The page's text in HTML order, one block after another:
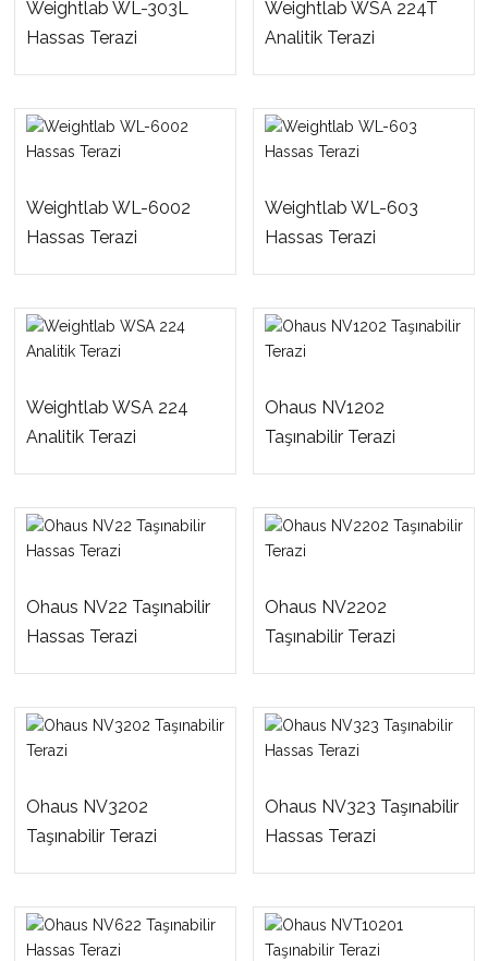
Weightlab WL-303L
Hassas Terazi
Weightlab WSA 224T
Analitik Terazi
Weightlab WL-6002
Hassas Terazi
Weightlab WL-603
Hassas Terazi
Weightlab WSA 224
Analitik Terazi
Ohaus NV1202
Taşınabilir Terazi
Ohaus NV22 Taşınabilir
Hassas Terazi
Ohaus NV2202
Taşınabilir Terazi
Ohaus NV3202
Taşınabilir Terazi
Ohaus NV323 Taşınabilir
Hassas Terazi